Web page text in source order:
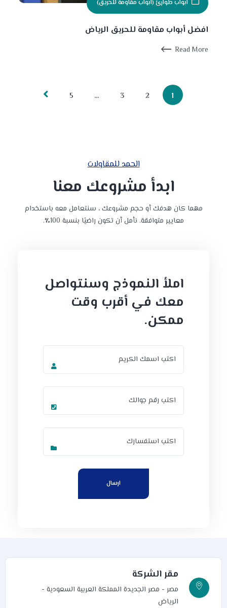
ابواب طوارئ (ابواب مقاومة للحريق)
افضل أبواب مقاومة للحريق الرياض
Read More
1
2
3
…
5
الحمد للمقاولات
ابدأ مشروعك معنا
مهما كان هدفك أو حجم مشروعك ، سنتعامل معه باستخدام
معايير متوافقة. نأمل أن تكون راضيًا بنسبة 100٪.
املأ النموذج وسنتواصل
معك في أقرب وقت
ممكن.
مقر الشركة
مصر - مصر الجديدة المملكة العربية السعودية -
الرياض